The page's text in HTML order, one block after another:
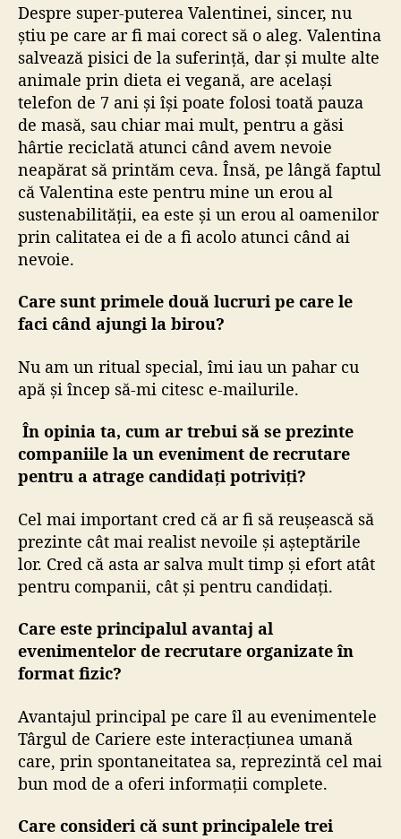
Despre super-puterea Valentinei, sincer, nu
știu pe care ar fi mai corect să o aleg. Valentina
salvează pisici de la suferință, dar și multe alte
animale prin dieta ei vegană, are același
telefon de 7 ani și își poate folosi toată pauza
de masă, sau chiar mai mult, pentru a găsi
hârtie reciclată atunci când avem nevoie
neapărat să printăm ceva. Însă, pe lângă faptul
că Valentina este pentru mine un erou al
sustenabilității, ea este și un erou al oamenilor
prin calitatea ei de a fi acolo atunci când ai
nevoie.
Care sunt primele două lucruri pe care le
faci când ajungi la birou?
Nu am un ritual special, îmi iau un pahar cu
apă și încep să-mi citesc e-mailurile.
În opinia ta, cum ar trebui să se prezinte
companiile la un eveniment de recrutare
pentru a atrage candidați potriviți?
Cel mai important cred că ar fi să reușească să
prezinte cât mai realist nevoile și așteptările
lor. Cred că asta ar salva mult timp și efort atât
pentru companii, cât și pentru candidați.
Care este principalul avantaj al
evenimentelor de recrutare organizate în
format fizic?
Avantajul principal pe care îl au evenimentele
Târgul de Cariere este interacțiunea umană
care, prin spontaneitatea sa, reprezintă cel mai
bun mod de a oferi informații complete.
Care consideri că sunt principalele trei